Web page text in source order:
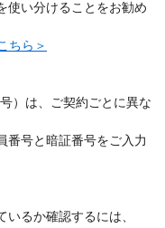
使い分けることをお勧め
ちら＞
）は、ご契約ごとに異な
番号と暗証番号をご入力
るか確認するには、